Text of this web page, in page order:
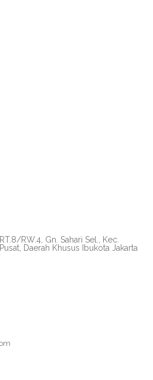
RW.4, Gn. Sahari Sel., Kec.
Daerah Khusus Ibukota Jakarta